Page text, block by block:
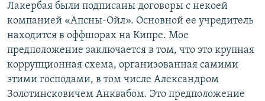
Лакербая были подписаны договоры с некоей
компанией «Апсны-Ойл». Основной ее учредитель
находится в оффшорах на Кипре. Мое
предположение заключается в том, что это крупная
коррупционная схема, организованная самими
этими господами, в том числе Александром
Золотинсковичем Анквабом. Это предположение